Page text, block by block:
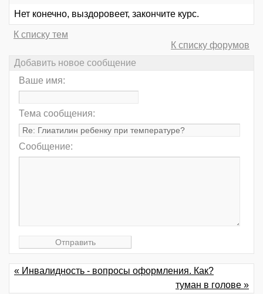
Нет конечно, выздоровеет, закончите курс.
К списку тем
К списку форумов
Добавить новое сообщение
Ваше имя:
Тема сообщения:
Сообщение:
« Инвалидность - вопросы оформления. Как?
туман в голове »